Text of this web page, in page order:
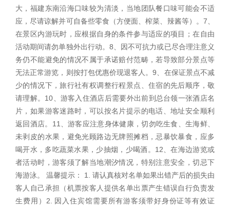
大，福建东南沿海口味较为清淡，当地团队餐口味可能会不适
应，尽请谅解并可自备些零食（方便面、榨菜、辣酱等）。7、
在景区内游玩时，应根据自身的条件参与适应的项目；在自由
活动期间请勿单独外出行动。8、因不可抗力或已尽合理注意义
务仍不能避免的情况不属于承诺赔付范畴，若导致部分景点等
无法正常游览，则按打包优惠价现退客人。9、在保证景点不减
少的情况下，旅行社有权调整行程景点、住宿的先后顺序，敬
请理解。10、游客入住酒店后需要外出前到总台领一张酒店名
片，如果游客迷路时，可以按名片提示的电话、地址安全顺利
返回酒店。11、游客应注意身体健康，切勿吃生食、生海鲜、
未剥皮的水果，避免光顾路边无牌照摊档，忌暴饮暴食，应多
喝开水，多吃蔬菜水果，少抽烟，少喝酒。12、在海边游览或
者活动时，游客须了解当地潮汐情况，特别注意安全，切忌下
海游泳。 温馨提示： 1. 请认真核对名单如果出错产后的损失由
客人自己承担（机票按客人提供名单出票产生错误自行负责发
生费用）2. 因入住宾馆需要所有游客须带好身份证等有效证